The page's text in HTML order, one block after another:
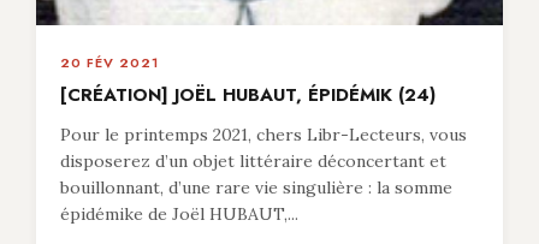
20 FÉV 2021
[CRÉATION] JOËL HUBAUT, ÉPIDÉMIK (24)
Pour le printemps 2021, chers Libr-Lecteurs, vous
disposerez d’un objet littéraire déconcertant et
bouillonnant, d’une rare vie singulière : la somme
épidémike de Joël HUBAUT,...